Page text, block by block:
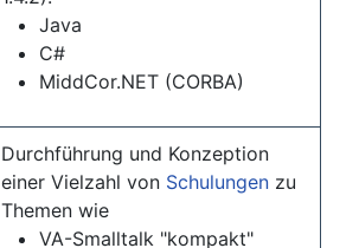
Java
C#
MiddCor.NET (CORBA)
Durchführung und Konzeption
einer Vielzahl von Schulungen zu
Themen wie
VA-Smalltalk "kompakt"